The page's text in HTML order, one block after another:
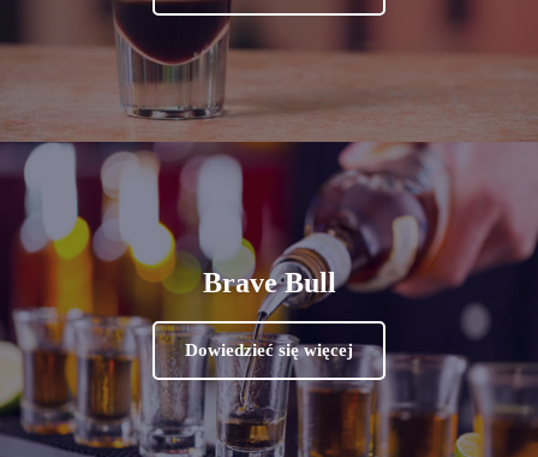
Brave Bull
Dowiedzieć się więcej